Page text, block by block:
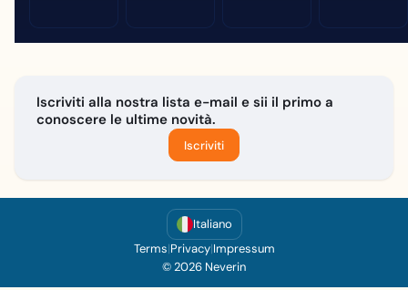
Iscriviti alla nostra lista e-mail e sii il primo a
conoscere le ultime novità.
Iscriviti
Italiano
Terms|Privacy|Impressum
© 2026 Neverin